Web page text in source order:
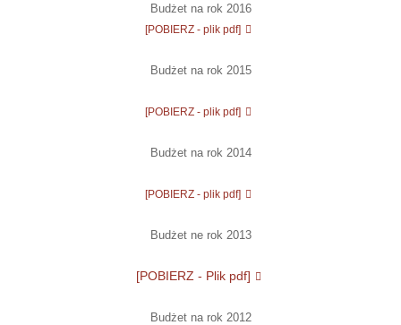
Budżet na rok 2016
[POBIERZ - plik pdf]
Budżet na rok 2015
[POBIERZ - plik pdf]
Budżet na rok 2014
[POBIERZ - plik pdf]
Budżet ne rok 2013
[POBIERZ - Plik pdf]
Budżet na rok 2012